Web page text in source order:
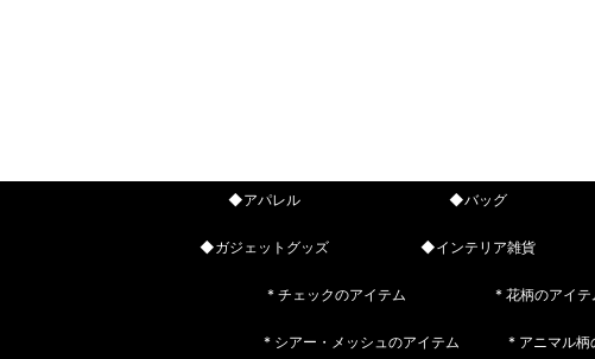
◆アパレル ◆バッグ
◆ガジェットグッズ ◆インテリア雑貨
* チェックのアイテム * 花柄のアイテ
* シアー・メッシュのアイテム * アニマル柄